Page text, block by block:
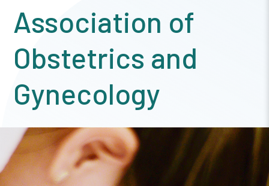
Association of
Obstetrics and
Gynecology